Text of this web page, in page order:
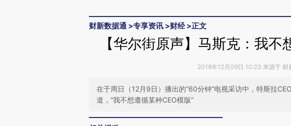
财新数据通 >专享资讯 >财经>正文
【华尔街原声】马斯克：我不
2018年12月09日 10:23 来源于 财
在于周日（12月9日）播出的“60分钟”电视采访中，特斯拉
道，“我不想遵循某种CEO模版”